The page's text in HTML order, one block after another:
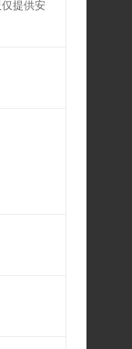
仅提供安